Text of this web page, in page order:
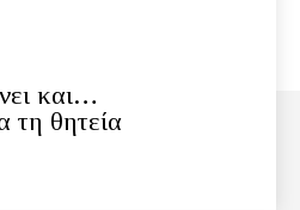
και…
τη θητεία